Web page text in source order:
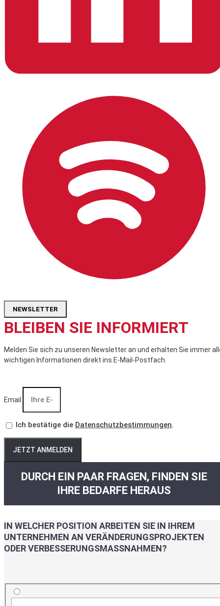
NEWSLETTER
BLEIBEN SIE INFORMIERT
Melden Sie sich zu unseren Newsletter an und erhalten Sie immer
wichtigen Informationen direkt ins E-Mail-Postfach.
Email
Ich bestätige die Datenschutzbestimmungen.
JETZT ANMELDEN
DURCH EIN PAAR FRAGEN, FINDEN SIE
IHRE BEDARFE HERAUS
IN WELCHER POSITION ARBEITEN SIE IN IHREM
UNTERNEHMEN AN VERÄNDERUNGSPROJEKTEN
ODER VERBESSERUNGSMASSNAHMEN?